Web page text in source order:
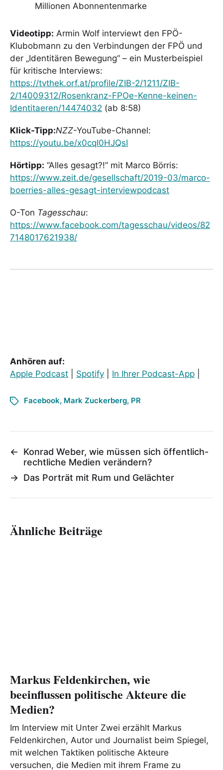
Millionen Abonnentenmarke
Videotipp: Armin Wolf interviewt den FPÖ-
Klubobmann zu den Verbindungen der FPÖ und
der „Identitären Bewegung“ – ein Musterbeispiel
für kritische Interviews:
https://tvthek.orf.at/profile/ZIB-2/1211/ZIB-
2/14009312/Rosenkranz-FPOe-Kenne-keinen-
Identitaeren/14474032 (ab 8:58)
Klick-Tipp:NZZ-YouTube-Channel:
https://youtu.be/x0cqI0HJQsI
Hörtipp: “Alles gesagt?!” mit Marco Börris:
https://www.zeit.de/gesellschaft/2019-03/marco-
boerries-alles-gesagt-interviewpodcast
O-Ton Tagesschau:
https://www.facebook.com/tagesschau/videos/82
7148017621938/
Anhören auf:
Apple Podcast
Spotify In Ihrer Podcast-App
Facebook, Mark Zuckerberg, PR
←
Konrad Weber, wie müssen sich öffentlich-
rechtliche Medien verändern?
→ Das Porträt mit Rum und Gelächter
Ähnliche Beiträge
Markus Feldenkirchen, wie
beeinflussen politische Akteure die
Medien?
Im Interview mit Unter Zwei erzählt Markus
Feldenkirchen, Autor und Journalist beim Spiegel,
mit welchen Taktiken politische Akteure
versuchen, die Medien mit ihrem Frame zu